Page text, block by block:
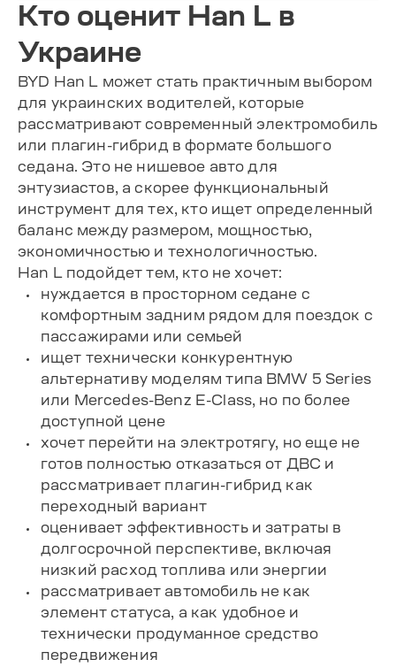
Кто оценит Han L в
Украине
BYD Han L может стать практичным выбором
для украинских водителей, которые
рассматривают современный электромобиль
или плагин-гибрид в формате большого
седана. Это не нишевое авто для
энтузиастов, а скорее функциональный
инструмент для тех, кто ищет определенный
баланс между размером, мощностью,
экономичностью и технологичностью.
Han L подойдет тем, кто не хочет:
нуждается в просторном седане с
комфортным задним рядом для поездок с
пассажирами или семьей
ищет технически конкурентную
альтернативу моделям типа BMW 5 Series
или Mercedes-Benz E-Class, но по более
доступной цене
хочет перейти на электротягу, но еще не
готов полностью отказаться от ДВС и
рассматривает плагин-гибрид как
переходный вариант
оценивает эффективность и затраты в
долгосрочной перспективе, включая
низкий расход топлива или энергии
рассматривает автомобиль не как
элемент статуса, а как удобное и
технически продуманное средство
передвижения